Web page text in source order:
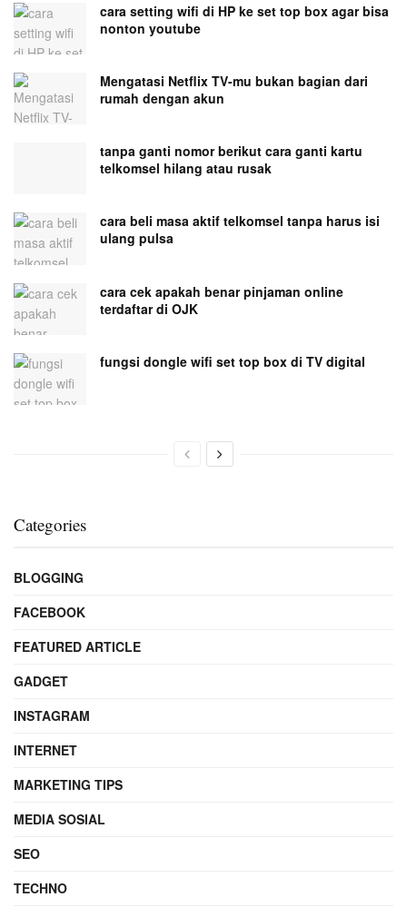
cara setting wifi di HP ke set top box agar bisa
nonton youtube
Mengatasi Netflix TV-mu bukan bagian dari
rumah dengan akun
tanpa ganti nomor berikut cara ganti kartu
telkomsel hilang atau rusak
cara beli masa aktif telkomsel tanpa harus isi
ulang pulsa
cara cek apakah benar pinjaman online
terdaftar di OJK
fungsi dongle wifi set top box di TV digital
Categories
BLOGGING
FACEBOOK
FEATURED ARTICLE
GADGET
INSTAGRAM
INTERNET
MARKETING TIPS
MEDIA SOSIAL
SEO
TECHNO